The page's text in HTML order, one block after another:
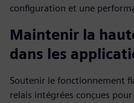
configuration et une
Maintenir la
dans les
Soutenir le fonctionnement
relais intégrées conçues